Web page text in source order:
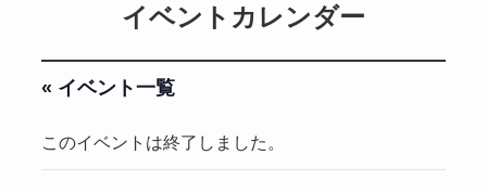
イベントカレンダー
« イベント一覧
このイベントは終了しました。